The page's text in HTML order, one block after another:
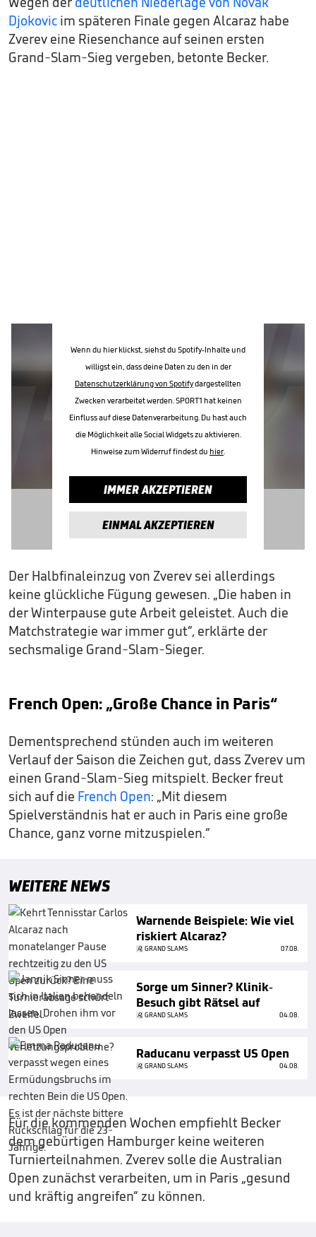
Djokovic im späteren Finale gegen Alcaraz habe
Zverev eine Riesenchance auf seinen ersten
Grand-Slam-Sieg vergeben, betonte Becker.
Wenn du hier klickst, siehst du Spotify-Inhalte und
willigst ein, dass deine Daten zu den in der
Datenschutzerklärung von Spotifydargestellten
Zwecken verarbeitet werden. SPORT1 hat keinen
Einfluss auf diese Datenverarbeitung. Du hast auch
die Möglichkeit alle Social Widgets zu aktivieren.
Hinweise zum Widerruf findest du hier.
IMMER AKZEPTIEREN
EINMAL AKZEPTIEREN
Der Halbfinaleinzug von Zverev sei allerdings
keine glückliche Fügung gewesen. „Die haben in
der Winterpause gute Arbeit geleistet. Auch die
Matchstrategie war immer gut“, erklärte der
sechsmalige Grand-Slam-Sieger.
French Open: „Große Chance in Paris“
Dementsprechend stünden auch im weiteren
Verlauf der Saison die Zeichen gut, dass Zverev um
einen Grand-Slam-Sieg mitspielt. Becker freut
sich auf die French Open: „Mit diesem
Spielverständnis hat er auch in Paris eine große
Chance, ganz vorne mitzuspielen.“
WEITERE NEWS
Warnende Beispiele: Wie viel
riskiert Alcaraz?
GRAND SLAMS 07.08.
Sorge um Sinner? Klinik-
Besuch gibt Rätsel auf
GRAND SLAMS 04.08.
Raducanu verpasst US Open
GRAND SLAMS 04.08.
Für die kommenden Wochen empfiehlt Becker
dem gebürtigen Hamburger keine weiteren
Turnierteilnahmen. Zverev solle die Australian
Open zunächst verarbeiten, um in Paris „gesund
und kräftig angreifen“ zu können.